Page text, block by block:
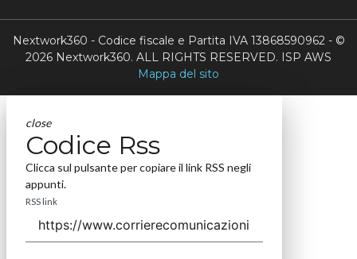
Nextwork360 - Codice fiscale e Partita IVA 13868590962 - ©
2026 Nextwork360. ALL RIGHTS RESERVED. ISP AWS
Mappa del sito
close
Codice Rss
Clicca sul pulsante per copiare il link RSS negli
appunti.
RSS link